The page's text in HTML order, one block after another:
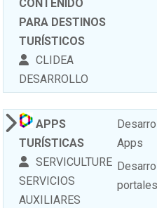
CONTENIDO
PARA DESTINOS
TURÍSTICOS
CLIDEA
DESARROLLO
APPS
TURÍSTICAS
SERVICULTURE
SERVICIOS
AUXILIARES
Apps